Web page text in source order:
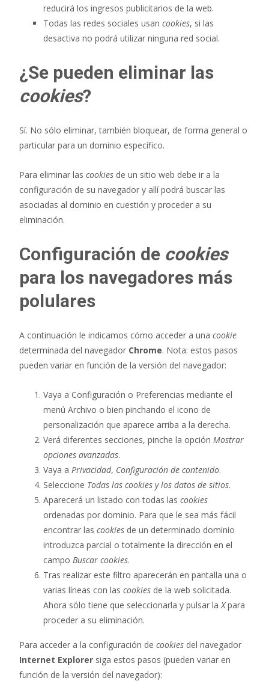
reducirá los ingresos publicitarios de la web.
Todas las redes sociales usan cookies, si las
desactiva no podrá utilizar ninguna red social.
¿Se pueden eliminar las
cookies?
Sí. No sólo eliminar, también bloquear, de forma general o
particular para un dominio específico.
Para eliminar las cookies de un sitio web debe ir a la
configuración de su navegador y allí podrá buscar las
asociadas al dominio en cuestión y proceder a su
eliminación.
Configuración de cookies
para los navegadores más
polulares
A continuación le indicamos cómo acceder a una cookie
determinada del navegador Chrome. Nota: estos pasos
pueden variar en función de la versión del navegador:
Vaya a Configuración o Preferencias mediante el
menú Archivo o bien pinchando el icono de
personalización que aparece arriba a la derecha.
Verá diferentes secciones, pinche la opción Mostrar
opciones avanzadas.
Vaya a Privacidad, Configuración de contenido.
Seleccione Todas las cookies y los datos de sitios.
Aparecerá un listado con todas las cookies
ordenadas por dominio. Para que le sea más fácil
encontrar las cookies de un determinado dominio
introduzca parcial o totalmente la dirección en el
campo Buscar cookies.
Tras realizar este filtro aparecerán en pantalla una o
varias líneas con las cookies de la web solicitada.
Ahora sólo tiene que seleccionarla y pulsar laXpara
proceder a su eliminación.
Para acceder a la configuración de cookies del navegador
Internet Explorer siga estos pasos (pueden variar en
función de la versión del navegador):